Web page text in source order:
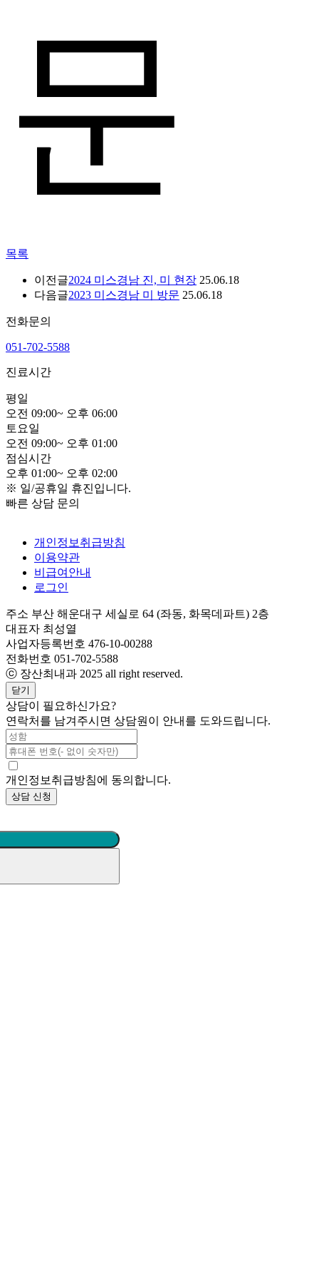
문
목록
이전글2024 미스경남 진, 미 현장 25.06.18
다음글2023 미스경남 미 방문 25.06.18
전화문의
051-702-5588
진료시간
평일
오전 09:00~ 오후 06:00
토 요일
오전 09:00~ 오후 01:00
점심시 간
오후 01:00~ 오후 02:00
※ 일/공휴일 휴진입니다.
빠른 상담 문의
개인정보취급방침
이용약관
비급여안내
로그인
주소 부산 해운대구 세실로 64 (좌동, 화목데파트) 2층
대표자 최성열
사업자등록번호 476-10-00288
전화번호 051-702-5588
ⓒ 장산최내과 2025 all right reserved.
닫기
상담이 필요하신가요?
연락처를 남겨주시면 상담원이 안내를 도와드립니다.
개인정보취급방침에 동의합니다.
상담 신청